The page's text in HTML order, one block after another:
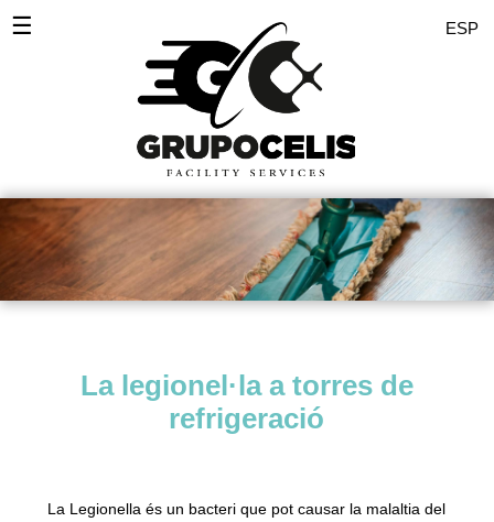
ESP
☰
Desinfeccions
Serveis Empreses
Polits
Pintors
Contacte
La legionel·la a torres de
refrigeració
La Legionella és un bacteri que pot causar la malaltia del